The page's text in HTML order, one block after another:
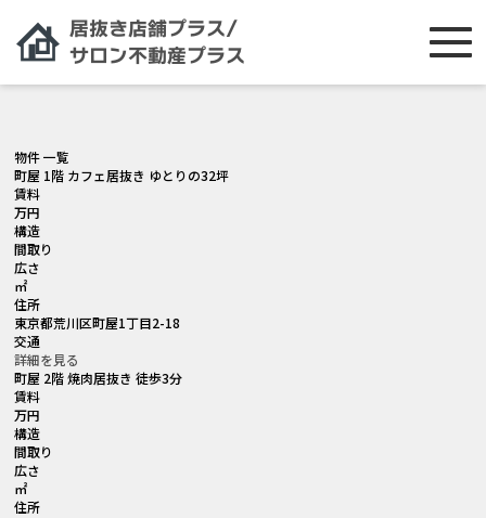
物件 一覧
町屋 1階 カフェ居抜き ゆとりの32坪
賃料
万円
構造
間取り
広さ
㎡
住所
東京都荒川区町屋1丁目2-18
交通
詳細を見る
町屋 2階 焼肉居抜き 徒歩3分
賃料
万円
構造
間取り
広さ
㎡
住所